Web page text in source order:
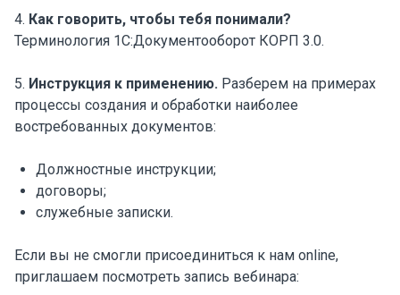
4. Как говорить, чтобы тебя понимали?
Терминология 1С:Документооборот КОРП 3.0.
5. Инструкция к применению. Разберем на примерах
процессы создания и обработки наиболее
востребованных документов:
Должностные инструкции;
договоры;
служебные записки.
Если вы не смогли присоединиться к нам online,
приглашаем посмотреть запись вебинара: